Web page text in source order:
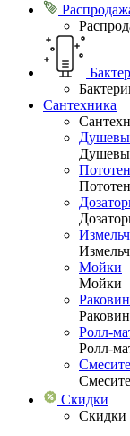
Сантехника
Мойки
Мойки
Ролл-
Ролл-
Скидки
Скидки